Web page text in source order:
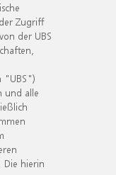
Zugriff
der UBS
"UBS")
und alle
Die hierin